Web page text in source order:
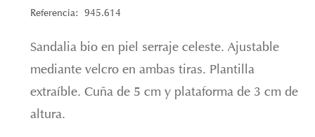
Referencia: 945.614
Sandalia bio en piel serraje celeste. Ajustable
mediante velcro en ambas tiras. Plantilla
extraíble. Cuña de 5 cm y plataforma de 3 cm de
altura.